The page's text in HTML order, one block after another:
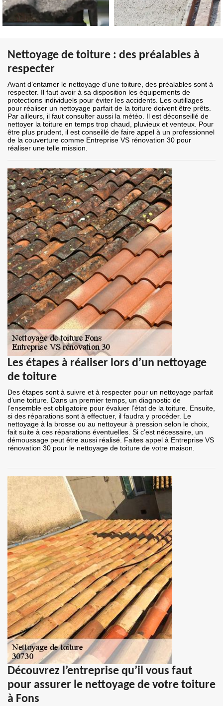
Nettoyage de toiture : des préalables à
respecter
Avant d’entamer le nettoyage d’une toiture, des préalables sont à
respecter. Il faut avoir à sa disposition les équipements de
protections individuels pour éviter les accidents. Les outillages
pour réaliser un nettoyage parfait de la toiture doivent être prêts.
Par ailleurs, il faut consulter aussi la météo. Il est déconseillé de
nettoyer la toiture en temps trop chaud, pluvieux et venteux. Pour
être plus prudent, il est conseillé de faire appel à un professionnel
de la couverture comme Entreprise VS rénovation 30 pour
réaliser une telle mission.
Les étapes à réaliser lors d’un nettoyage
de toiture
Des étapes sont à suivre et à respecter pour un nettoyage parfait
d’une toiture. Dans un premier temps, un diagnostic de
l’ensemble est obligatoire pour évaluer l’état de la toiture. Ensuite,
si des réparations sont à effectuer, il faudra y procéder. Le
nettoyage à la brosse ou au nettoyeur à pression selon le choix,
fait suite à ces réparations éventuelles. Si c’est nécessaire, un
démoussage peut être aussi réalisé. Faites appel à Entreprise VS
rénovation 30 pour le nettoyage de toiture de votre maison.
Découvrez l’entreprise qu’il vous faut
pour assurer le nettoyage de votre toiture
à Fons